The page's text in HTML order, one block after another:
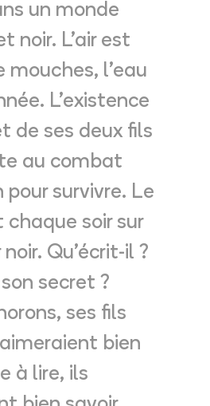
un monde
noir. L'air est
mouches, l'eau
L'existence
de ses deux fils
au combat
pour survivre. Le
chaque soir sur
noir. Qu'écrit-il ?
secret ?
ses fils
bien
à lire, ils